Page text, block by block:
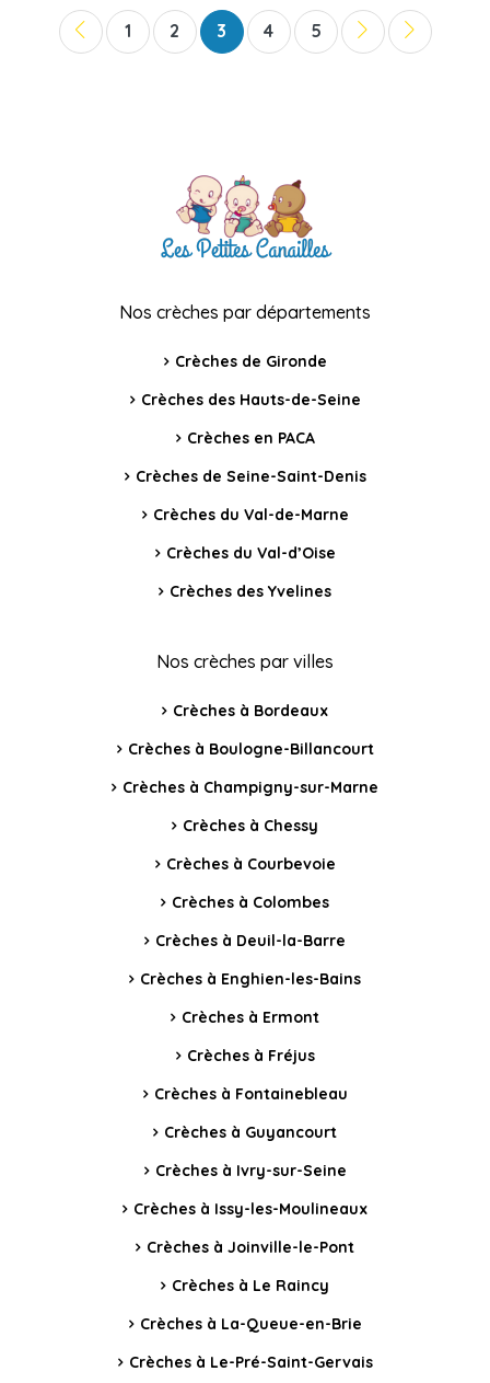
1 2 3 4 5
Nos crèches par départements
Crèches de Gironde
Crèches des Hauts-de-Seine
Crèches en PACA
Crèches de Seine-Saint-Denis
Crèches du Val-de-Marne
Crèches du Val-d’Oise
Crèches des Yvelines
Nos crèches par villes
Crèches à Bordeaux
Crèches à Boulogne-Billancourt
Crèches à Champigny-sur-Marne
Crèches à Chessy
Crèches à Courbevoie
Crèches à Colombes
Crèches à Deuil-la-Barre
Crèches à Enghien-les-Bains
Crèches à Ermont
Crèches à Fréjus
Crèches à Fontainebleau
Crèches à Guyancourt
Crèches à Ivry-sur-Seine
Crèches à Issy-les-Moulineaux
Crèches à Joinville-le-Pont
Crèches à Le Raincy
Crèches à La-Queue-en-Brie
Crèches à Le-Pré-Saint-Gervais